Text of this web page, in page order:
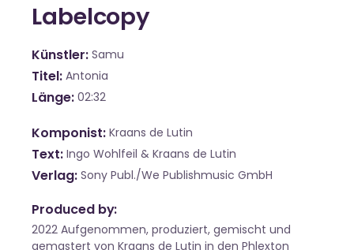
Labelcopy
Künstler Samu
Titel Antonia
Länge 02:32
Komponist Kraans de Lutin
Text Ingo Wohlfeil & Kraans de Lutin
Verlag Sony Publ./We Publishmusic GmbH
Produced by:
2022 Aufgenommen, produziert, gemischt und
gemastert von Kraans de Lutin in den Phlexton